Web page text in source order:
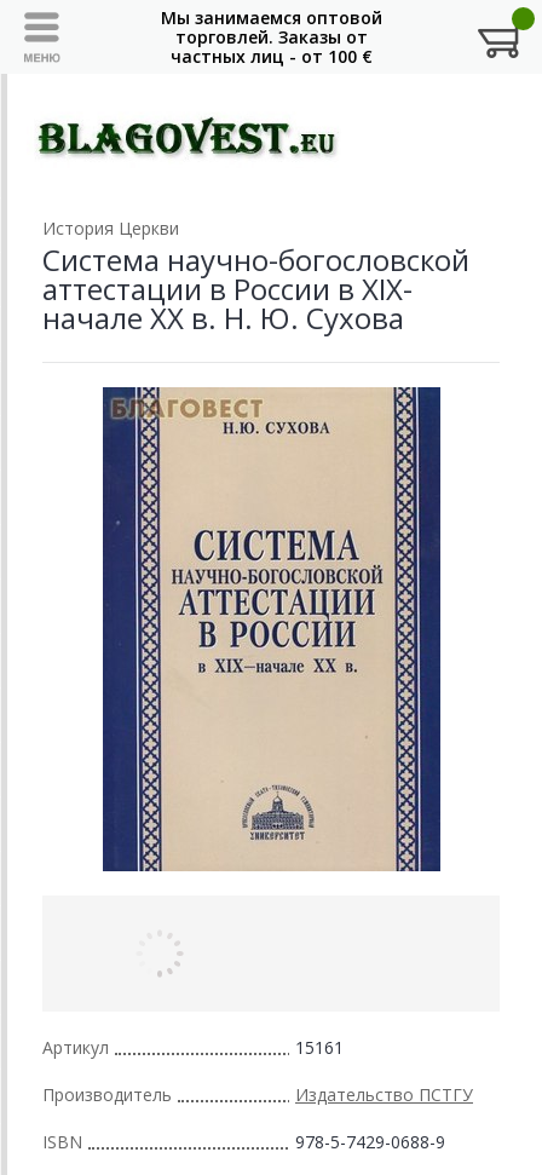
История Церкви
Система научно-богословской
аттестации в России в XIX-
начале XX в. Н. Ю. Сухова
Артикул 15161
Производитель Издательство ПСТГУ
ISBN 978-5-7429-0688-9